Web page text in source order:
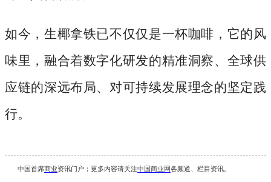
如今，生椰拿铁已不仅仅是一杯咖啡，它的风
味里，融合着数字化研发的精准洞察、全球供
应链的深远布局、对可持续发展理念的坚定践
行。
中国首席商业资讯门户；更多内容请关注中国商业网各频道、栏目资讯。